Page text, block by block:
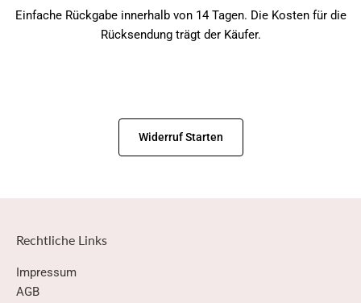
Einfache Rückgabe innerhalb von 14 Tagen. Die Kosten für die
Rücksendung trägt der Käufer.
Widerruf Starten
Rechtliche Links
Impressum
AGB